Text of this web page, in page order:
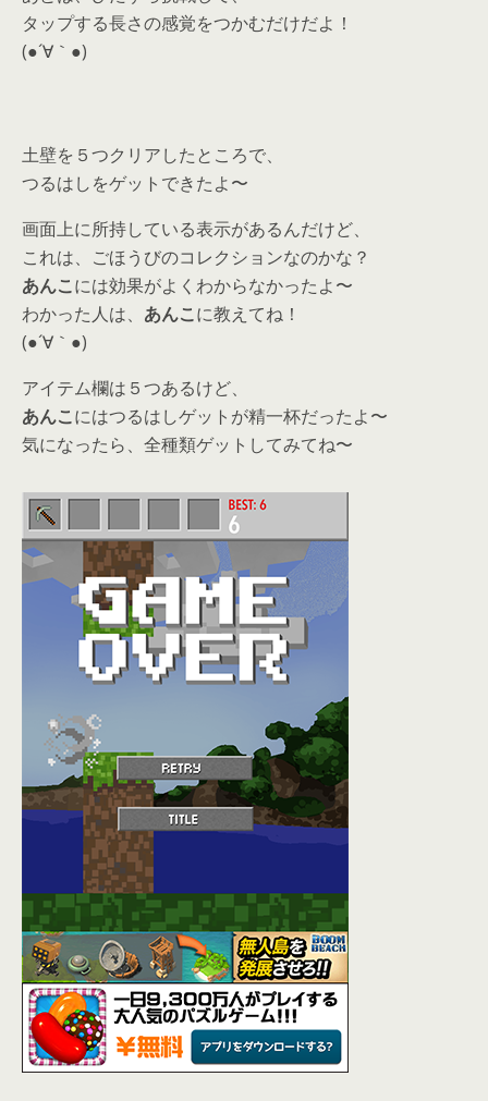
タップする長さの感覚をつかむだけだよ！
(●´∀｀●)
土壁を５つクリアしたところで、
つるはしをゲットできたよ〜
画面上に所持している表示があるんだけど、
これは、ごほうびのコレクションなのかな？
あんこには効果がよくわからなかったよ〜
わかった人は、 あんこに教えてね！
(●´∀｀●)
アイテム欄は５つあるけど、
あんこにはつるはしゲットが精一杯だったよ〜
気になったら、全種類ゲットしてみてね〜